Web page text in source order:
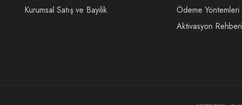
Kurumsal Satış ve Bayilik
Ödeme Yöntemleri
Aktivasyon Rehberi